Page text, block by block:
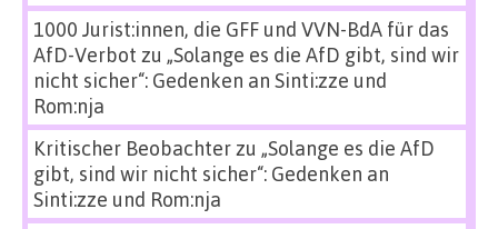
1000 Jurist:innen, die GFF und VVN-BdA für das
AfD-Verbot zu „Solange es die AfD gibt, sind wir
nicht sicher“: Gedenken an Sinti:zze und
Rom:nja
Kritischer Beobachterzu „Solange es die AfD
gibt, sind wir nicht sicher“: Gedenken an
Sinti:zze und Rom:nja